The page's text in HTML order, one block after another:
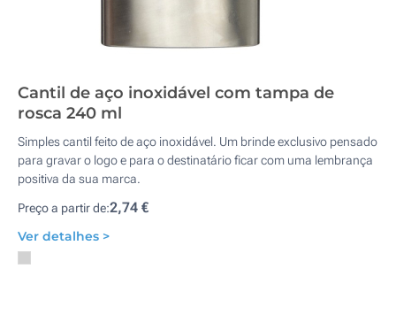
Cantil de aço inoxidável com tampa de
rosca 240 ml
Simples cantil feito de aço inoxidável. Um brinde exclusivo pensado
para gravar o logo e para o destinatário ficar com uma lembrança
positiva da sua marca.
Preço a partir de:2,74 €
Ver detalhes >